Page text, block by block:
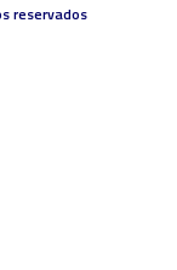
reservados